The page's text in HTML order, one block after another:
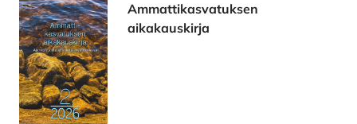
Ammattikasvatuksen
aikakauskirja